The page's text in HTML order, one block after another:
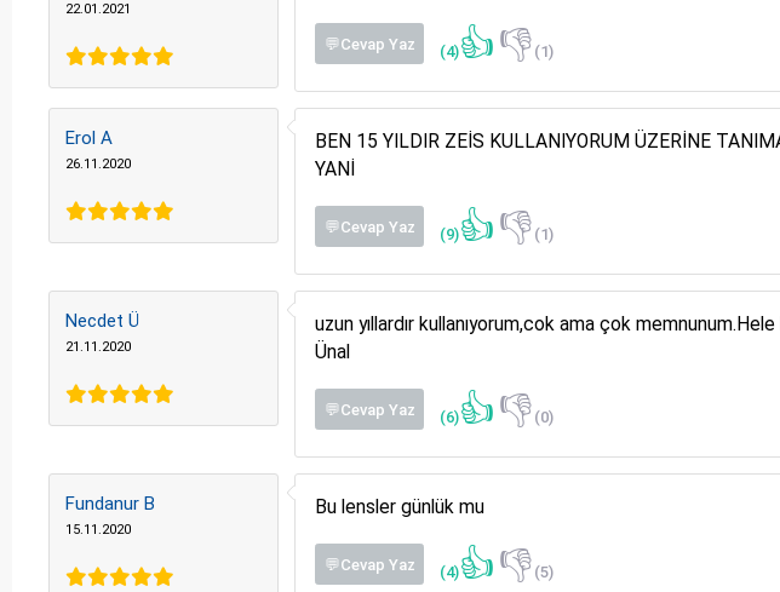
22.01.2021
💬Cevap Yaz (4)👍👎 (1)
Erol A
26.11.2020
BEN 15 YILDIR ZEİS KULLANIYORUM ÜZERİNE
YANİ
💬Cevap Yaz (9)👍👎 (1)
Necdet Ü
21.11.2020
uzun yıllardır kullanıyorum,cok ama çok
Ünal
💬Cevap Yaz (6)👍👎 (0)
Fundanur B
15.11.2020
Bu lensler günlük mu
💬Cevap Yaz (4)👍👎 (5)